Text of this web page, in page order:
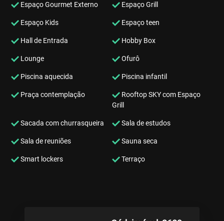
Espaço Gourmet Externo Espaço Grill
Espaço Kids Espaço teen
Hall de Entrada Hobby Box
Lounge Ofurô
Piscina aquecida Piscina infantil
Praça contemplação
Rooftop SKY com Espaço
Grill
Sacada com churrasqueira Sala de estudos
Sala de reuniões Sauna seca
Smart lockers Terraço